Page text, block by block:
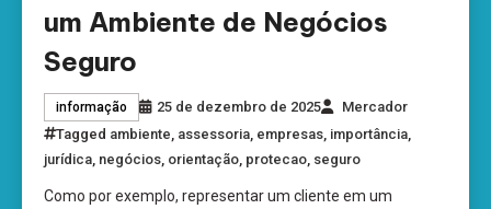
um Ambiente de Negócios
Seguro
informação 25 de dezembro de 2025
Mercador
Tagged ambiente, assessoria, empresas, importância,
jurídica, negócios, orientação, protecao, seguro
Como por exemplo, representar um cliente em um